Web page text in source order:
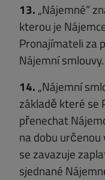
13. „Nájemné“
kterou je
Pronajímateli za
Nájemní smlouvy.
14. „Nájemní
základě které se
přenechat
na dobu
se zavazuje
sjednané